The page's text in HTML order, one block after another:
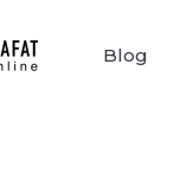
Blog